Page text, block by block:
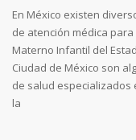
En México existen
de atención médica
Materno Infantil del
Ciudad de México son
de salud especializados
la